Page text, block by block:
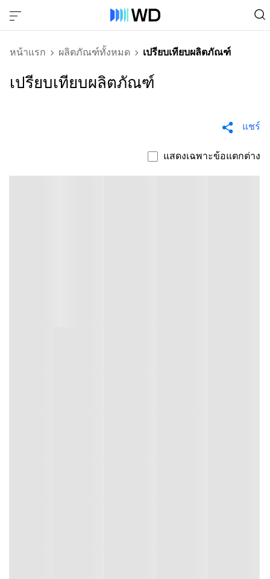
หน้าแรก ผลิตภัณฑ์ทั้งหมด เปรียบเทียบผลิตภัณฑ์
เปรียบเทียบผลิตภัณฑ์
แชร์
แสดงเฉพาะข้อแตกต่าง